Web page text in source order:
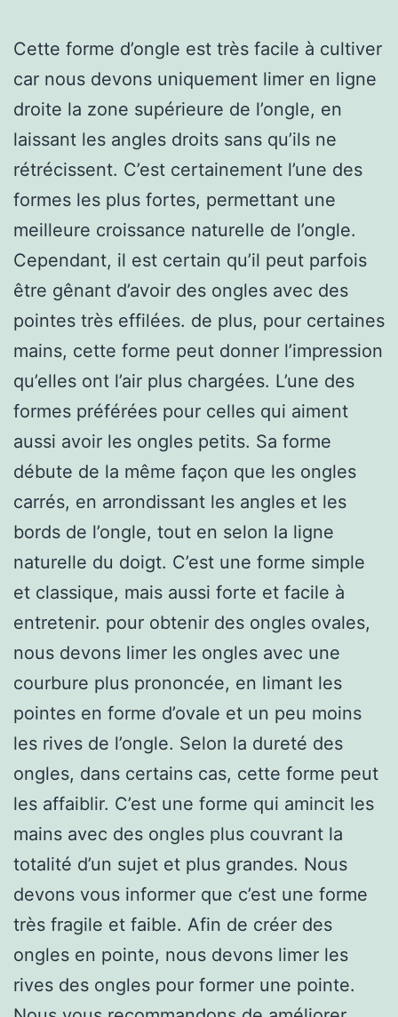
Cette forme d’ongle est très facile à cultiver
car nous devons uniquement limer en ligne
droite la zone supérieure de l’ongle, en
laissant les angles droits sans qu’ils ne
rétrécissent. C’est certainement l’une des
formes les plus fortes, permettant une
meilleure croissance naturelle de l’ongle.
Cependant, il est certain qu’il peut parfois
être gênant d’avoir des ongles avec des
pointes très effilées. de plus, pour certaines
mains, cette forme peut donner l’impression
qu’elles ont l’air plus chargées. L’une des
formes préférées pour celles qui aiment
aussi avoir les ongles petits. Sa forme
débute de la même façon que les ongles
carrés, en arrondissant les angles et les
bords de l’ongle, tout en selon la ligne
naturelle du doigt. C’est une forme simple
et classique, mais aussi forte et facile à
entretenir. pour obtenir des ongles ovales,
nous devons limer les ongles avec une
courbure plus prononcée, en limant les
pointes en forme d’ovale et un peu moins
les rives de l’ongle. Selon la dureté des
ongles, dans certains cas, cette forme peut
les affaiblir. C’est une forme qui amincit les
mains avec des ongles plus couvrant la
totalité d’un sujet et plus grandes. Nous
devons vous informer que c’est une forme
très fragile et faible. Afin de créer des
ongles en pointe, nous devons limer les
rives des ongles pour former une pointe.